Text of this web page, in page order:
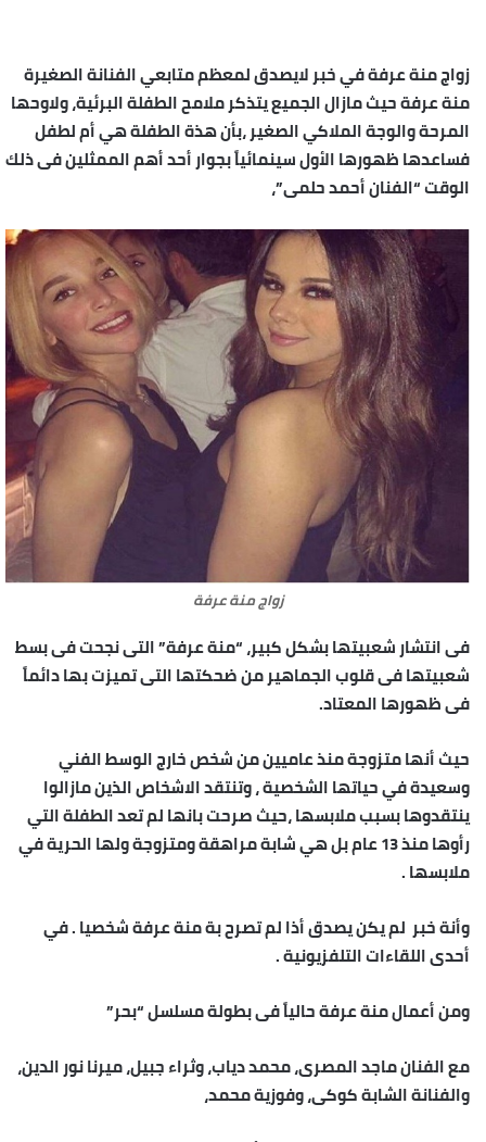
زواج منة عرفة في خبر لايصدق لمعظم متابعي الفنانة الصغيرة
منة عرفة حيث مازال الجميع يتذكر ملامح الطفلة البرئية، ولاوحها
المرحة والوجة الملاكي الصغير ،بأن هذة الطفلة هي أم لطفل
فساعدها ظهورها الأول سينمائياً بجوار أحد أهم الممثلين فى ذلك
الوقت “الفنان أحمد حلمى”،
زواج منة عرفة
فى انتشار شعبيتها بشكل كبير، “منة عرفة” التى نجحت فى بسط
شعبيتها فى قلوب الجماهير من ضحكتها التى تميزت بها دائماً
فى ظهورها المعتاد.
“
س
م
ا
ا
م
ص
ي
ت
ح
حيث أنها متزوجة منذ عاميين من شخص خارج الوسط الفني
وسعيدة في حياتها الشخصية ، وتنتقد الاشخاص الذين مازالوا
ينتقدوها بسبب ملابسها ،حيث صرحت بانها لم تعد الطفلة التي
رأوها منذ 13 عام بل هي شابة مراهقة ومتزوجة ولها الحرية في
ملابسها .
وأنة خبر لم يكن يصدق أذا لم تصرح بة منة عرفة شخصيا . في
أحدى اللقاءات التلفزيونية .
ومن أعمال منة عرفة حالياً فى بطولة مسلسل “بحر”
مع الفنان ماجد المصرى، محمد دياب، وثراء جبيل، ميرنا نور الدين،
والفنانة الشابة كوكى، وفوزية محمد،